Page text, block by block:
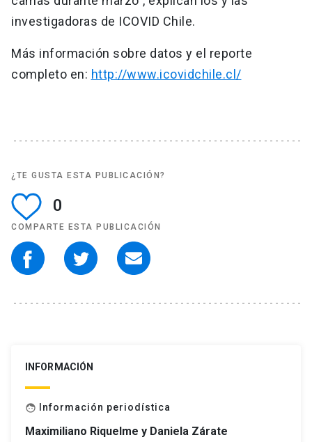
investigadoras de ICOVID Chile.
Más información sobre datos y el reporte
completo en: http://www.icovidchile.cl/
¿TE GUSTA ESTA PUBLICACIÓN?
0
COMPARTE ESTA PUBLICACIÓN
INFORMACIÓN
face Información periodística
Maximiliano Riquelme y Daniela Zárate